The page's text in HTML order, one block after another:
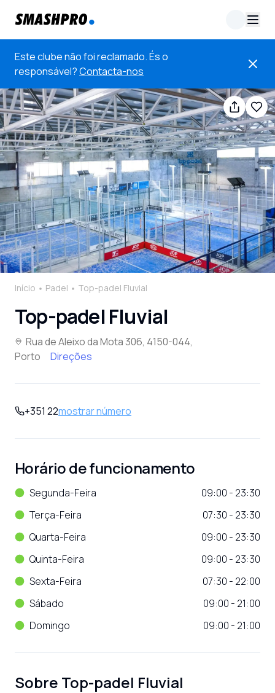
Este clube não foi reclamado. És o
responsável?Contacta-nos
Início Padel Top-padel Fluvial
Top-padel Fluvial
Rua de Aleixo da Mota 306, 4150-044,
Porto
Direções
+351 22mostrar número
Horário de funcionamento
Segunda-Feira
09:00 - 23:30
Terça-Feira
07:30 - 23:30
Quarta-Feira
09:00 - 23:30
Quinta-Feira
09:00 - 23:30
Sexta-Feira
07:30 - 22:00
Sábado
09:00 - 21:00
Domingo
09:00 - 21:00
Sobre Top-padel Fluvial